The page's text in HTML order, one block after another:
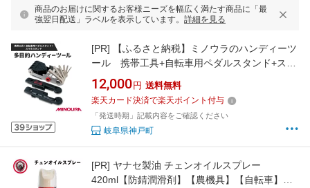
商品のお届けに関するお客様ニーズを幅広く満たす商品に「最
強翌日配送」ラベルを表示しています。 詳細を見る
[PR]
【ふるさと納税】ミノウラのハンディーツ
ール 携帯工具+自転車用ペダルスタンド+スマ
ホスタンド「HPS-9」【1362691】
12,000 円 送料無料
楽天カード決済で楽天ポイント付与
「発送時期」記載内容をご確認ください
岐阜県神戸町
[PR] ヤナセ製油 チェンオイルスプレー
420ml【防錆潤滑剤】【農機具】【自転車】